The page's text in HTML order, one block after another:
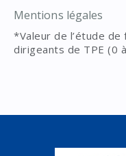
Mentions légales
*Valeur de l’étude
dirigeants de TPE (0
analyse de la
maximum et/ou un
l'étude du modèle
1 mois de test offert
partir de 11 salariés.